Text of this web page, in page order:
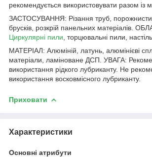
рекомендується використовувати разом із
ЗАСТОСУВАННЯ: Різання труб,
брусків, розкрій панельних матеріалів.
Циркулярні пили , торцювальні пили,
МАТЕРІАЛ: Алюміній, латунь, алюмінієві
матеріали, ламіноване ДСП. УВАГА:
використання рідкого лубриканту. Не
використання восковмісного лубриканту.
Приховати
Характеристики
Основні атрибути